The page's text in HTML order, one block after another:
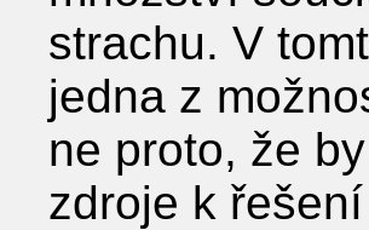
strachu. V
jedna z
ne proto, že
zdroje k